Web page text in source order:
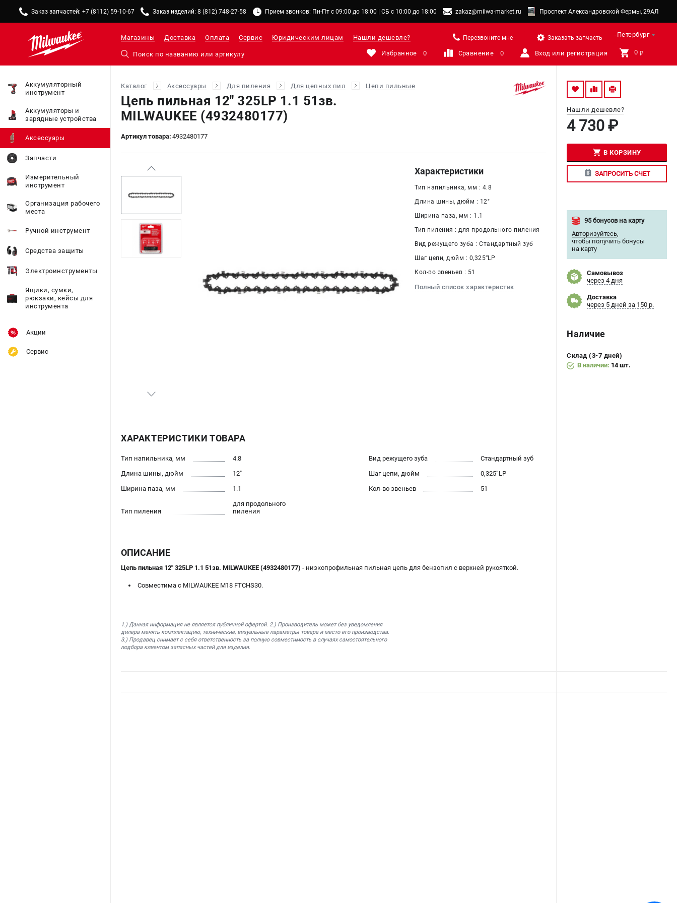
Заказ запчастей: +7 (8112) 59-10-67 Заказ изделий: 8 (812) 748-27-58 Прием звонков: Пн-Пт с 09:00 до 18:00 | СБ с 10:00 до 18:00 zakaz@milwa-market.ru Проспект Александровской Фермы, 29АЛ
Санкт-Петербург
Магазины Доставка Оплата Сервис Юридическим лицам Нашли дешевле? Перезвоните мне Заказать запчасть
Избранное 0 Сравнение 0 Вход или регистрация 0 ₽
Аккумуляторный
инструмент
Аккумуляторы и
зарядные устройства
Аксессуары
Запчасти
Измерительный
инструмент
Организация рабочего
места
Ручной инструмент
Средства защиты
Электроинструменты
Ящики, сумки,
рюкзаки, кейсы для
инструмента
Акции
Сервис
Каталог Аксессуары Для пиления Для цепных пил Цепи пильные
Цепь пильная 12" 325LP 1.1 51зв.
MILWAUKEE (4932480177)
Артикул товара: 4932480177
Нашли дешевле?
4 730 ₽
В КОРЗИНУ
ЗАПРОСИТЬ СЧЕТ
95 бонусов на карту
Авторизуйтесь,
чтобы получить бонусы
на карту
Самовывоз
через 4 дня
Доставка
через 5 дней за 150 р.
Наличие
Склад (3-7 дней)
В наличии: 14 шт.
Характеристики
Тип напильника, мм : 4.8
Длина шины, дюйм : 12"
Ширина паза, мм : 1.1
Тип пиления : для продольного пиления
Вид режущего зуба : Стандартный зуб
Шаг цепи, дюйм : 0,325’’LP
Кол-во звеньев : 51
Полный список характеристик
ХАРАКТЕРИСТИКИ ТОВАРА
Тип напильника, мм
4.8
Длина шины, дюйм
12"
Ширина паза, мм
1.1
Тип пиления
для продольного
пиления
Вид режущего зуба
Стандартный зуб
Шаг цепи, дюйм
0,325’’LP
Кол-во звеньев
51
ОПИСАНИЕ
Цепь пильная 12" 325LP 1.1 51зв. MILWAUKEE (4932480177) - низкопрофильная пильная цепь для бензопил с верхней рукояткой.
Совместима с MILWAUKEE M18 FTCHS30.
1.) Данная информация не является публичной офертой. 2.) Производитель может без уведомления
дилера менять комплектацию, технические, визуальные параметры товара и место его производства.
3.) Продавец снимает с себя ответственность за полную совместимость в случаях самостоятельного
подбора клиентом запасных частей для изделия.